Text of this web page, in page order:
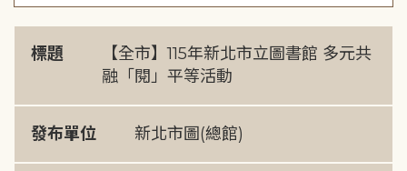
標題
【全市】115年新北市立圖書館 多元共
融「閱」平等活動
發布單位 新北市圖(總館)